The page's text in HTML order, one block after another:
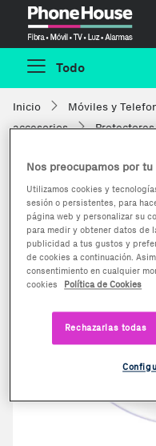
Todo
Inicio Móviles y
accesorios
Protectores
Nos preocupamos por
Utilizamos cookies y
sesión o persistentes, para
página web y personalizar su
para medir y obtener datos de
publicidad a tus gustos y
de cookies a continuación.
consentimiento en cualquier
cookies
Política de Cookies
Rechazarlas todas